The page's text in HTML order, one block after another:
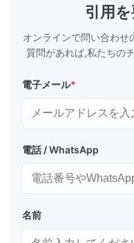
引用
オンラインで問い合わせ
質問があれば,私たちの
電子メール*
電話 / WhatsApp
名前